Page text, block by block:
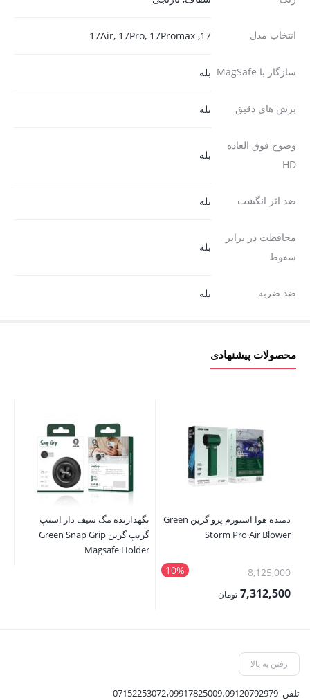
انتخاب مدل 17, 17Air, 17Pro, 17Promax
سازگار با MagSafe بله
برش های دقیق بله
وضوح فوق العاده
HD
بله
ضد اثر انگشت بله
محافظت در برابر
سقوط
بله
ضد ضربه بله
محصولات پیشنهادی
دمنده هوا استورم پرو گرین Green
Storm Pro Air Blower
10% 8,125,000قیمت
اصلی:7,312,500 تومان
7,312,500 تومان.
نگهدارنده مگ سیف دار اسنپ
گریپ گرین Green Snap Grip
Magsafe Holder
رفتن به بالا
تلفن 07152253072،09917825009،09120792979